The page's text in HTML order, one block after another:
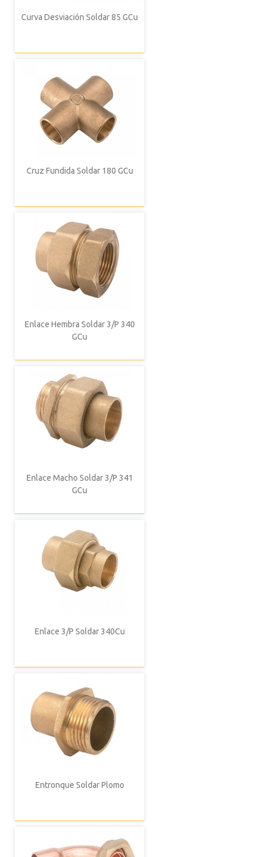
Curva Desviación Soldar 85 GCu
Cruz Fundida Soldar 180 GCu
Enlace Hembra Soldar 3/P 340
GCu
Enlace Macho Soldar 3/P 341
GCu
Enlace 3/P Soldar 340Cu
Entronque Soldar Plomo